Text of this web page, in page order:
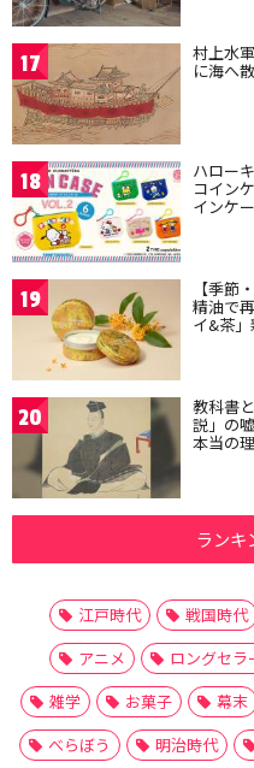
17 村上水
に海へ
18 ハロー
コイン
インケ
19 【季節
精油で
イ&茶
20 教科書
説」の
本当の
ランキ
江戸時代 戦国時代
アニメ
ロングセラ
雑学
お菓子 幕末
べらぼう
明治時代